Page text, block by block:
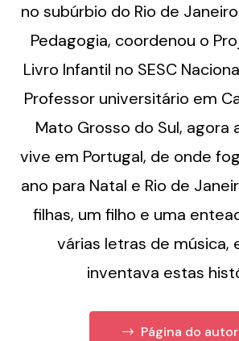
no subúrbio do Rio de
Pedagogia, coordenou o
Livro Infantil no SESC
Professor universitário em
Mato Grosso do Sul, agora
vive em Portugal, de onde
ano para Natal e Rio de
filhas, um filho e uma
várias letras de música,
inventava estas
Página do autor